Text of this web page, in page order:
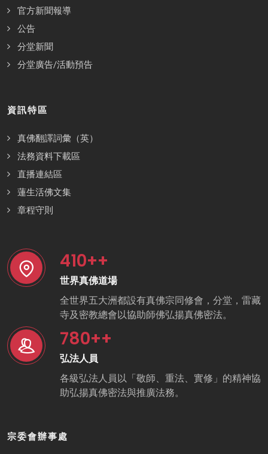
官方新聞報導
公告
分堂新聞
分堂廣告/活動預告
資訊特區
真佛翻譯詞彙（英）
法務資料下載區
直播連結區
蓮生活佛文集
章程守則
410++
世界真佛道場
全世界五大洲都設有真佛宗同修會，分堂，雷藏
寺及密教總會以協助師佛弘揚真佛密法。
780++
弘法人員
各級弘法人員以「敬師、重法、實修」的精神協
助弘揚真佛密法與推廣法務。
宗委會辦事處